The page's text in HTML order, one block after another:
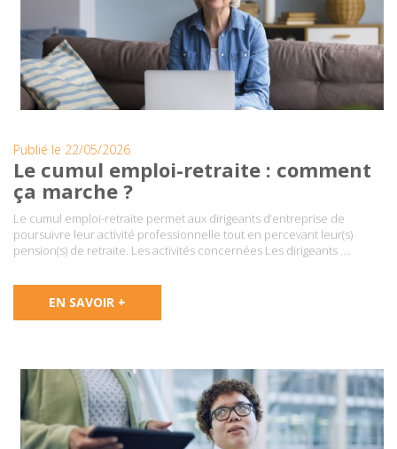
Publié le 22/05/2026
Le cumul emploi-retraite : comment
ça marche ?
Le cumul emploi-retraite permet aux dirigeants d’entreprise de
poursuivre leur activité professionnelle tout en percevant leur(s)
pension(s) de retraite. Les activités concernées Les dirigeants ….
EN SAVOIR +